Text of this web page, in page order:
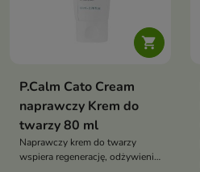

P.Calm Cato Cream
naprawczy Krem do
twarzy 80 ml
Naprawczy krem do twarzy
wspiera regenerację, odżywienie